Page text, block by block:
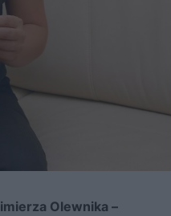
Olewnika –